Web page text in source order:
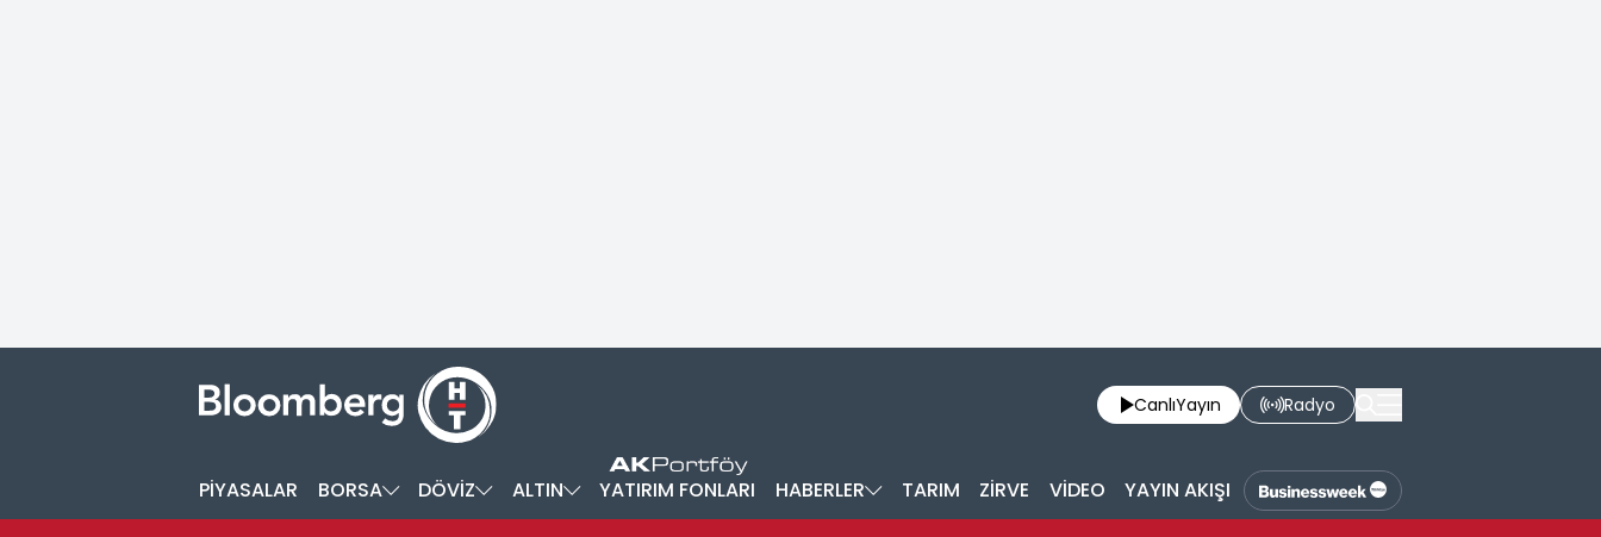
CanlıYayın Radyo
PİYASALAR BORSA DÖVİZ ALTIN YATIRIM FONLARI HABERLER TARIM ZİRVE VİDEO YAYIN AKIŞI